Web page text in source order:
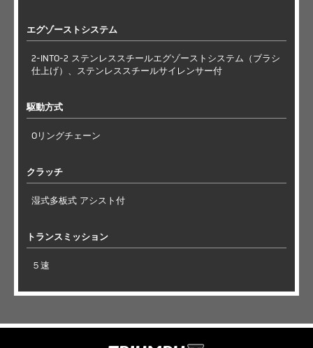
エグゾーストシステム
2-INTO-2 ステンレススチールエグゾーストシステム（ブラシ
仕上げ）、ステンレススチールサイレンサー付
駆動方式
Oリングチェーン
クラッチ
湿式多板式 アシスト付
トランスミッション
５速